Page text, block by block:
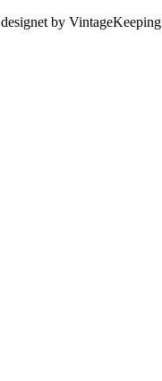
by VintageKeeping